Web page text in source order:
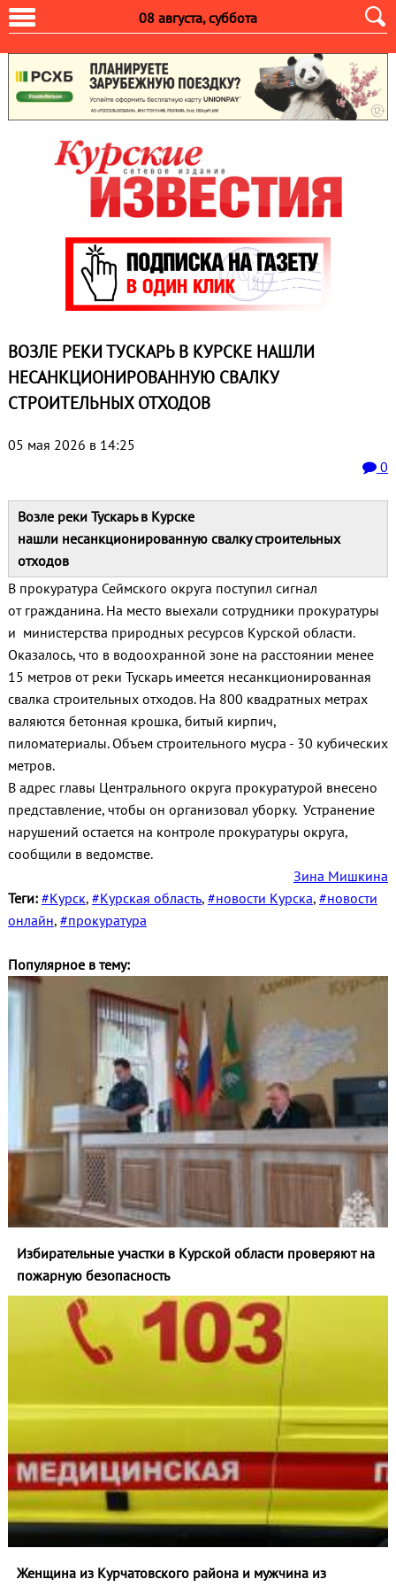
08 августа, суббота
ВОЗЛЕ РЕКИ ТУСКАРЬ В КУРСКЕ НАШЛИ
НЕСАНКЦИОНИРОВАННУЮ СВАЛКУ
СТРОИТЕЛЬНЫХ ОТХОДОВ
05 мая 2026 в 14:25
0
Возле реки Тускарь в Курске
нашли несанкционированную свалку строительных
отходов
В прокуратура Сеймского округа поступил сигнал
от гражданина. На место выехали сотрудники прокуратуры
и министерства природных ресурсов Курской области.
Оказалось, что в водоохранной зоне на расстоянии менее
15 метров от реки Тускарь имеется несанкционированная
свалка строительных отходов. На 800 квадратных метрах
валяются бетонная крошка, битый кирпич,
пиломатериалы. Объем строительного мусра - 30 кубических
метров.
В адрес главы Центрального округа прокуратурой внесено
представление, чтобы он организовал уборку. Устранение
нарушений остается на контроле прокуратуры округа,
сообщили в ведомстве.
Зина Мишкина
Теги: #Курск, #Курская область, #новости Курска, #новости
онлайн, #прокуратура
Популярное в тему:
Избирательные участки в Курской области проверяют на
пожарную безопасность
Женщина из Курчатовского района и мужчина из